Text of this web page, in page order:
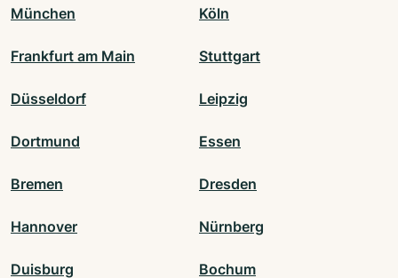
München Köln
Frankfurt am Main Stuttgart
Düsseldorf Leipzig
Dortmund Essen
Bremen Dresden
Hannover Nürnberg
Duisburg Bochum